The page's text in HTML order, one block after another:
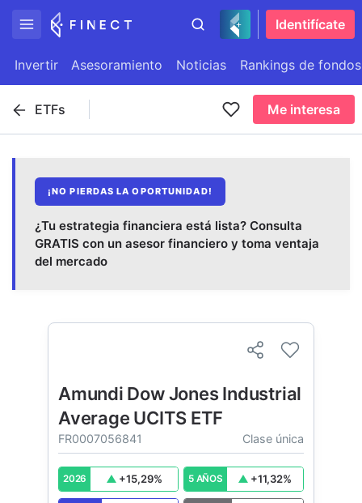
Identifícate
Invertir Asesoramiento Noticias Rankings de fondos
ETFs Me interesa
¡NO PIERDAS LA OPORTUNIDAD!
¿Tu estrategia financiera está lista? Consulta
GRATIS con un asesor financiero y toma ventaja
del mercado
Amundi Dow Jones Industrial
Average UCITS ETF
FR0007056841 Clase única
2026 +15,29% 5 AÑOS +11,32%